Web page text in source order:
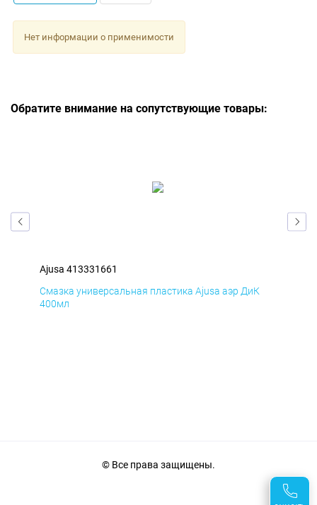
Нет информации о применимости
Обратите внимание на сопутствующие товары:
Ajusa 413331661
Смазка универсальная пластика Ajusa аэр ДиК
400мл
© Все права защищены.